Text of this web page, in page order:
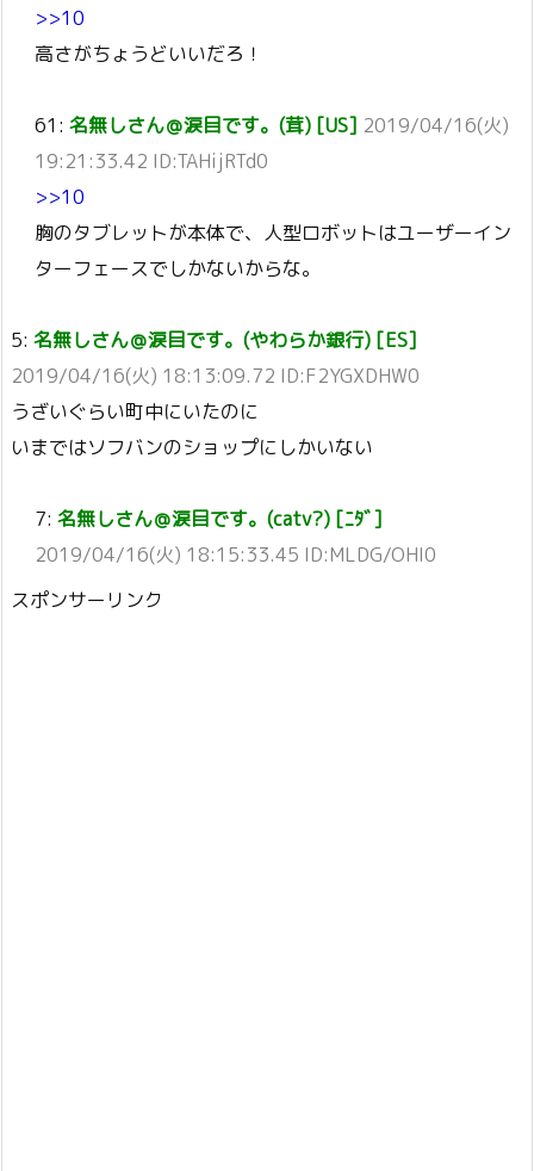
>>10
高さがちょうどいいだろ！
61: 名無しさん＠涙目です。(茸) [US] 2019/04/16(火)
19:21:33.42 ID:TAHijRTd0
>>10
胸のタブレットが本体で、人型ロボットはユーザーイン
ターフェースでしかないからな。
5: 名無しさん＠涙目です。(やわらか銀行) [ES]
2019/04/16(火) 18:13:09.72 ID:F2YGXDHW0
うざいぐらい町中にいたのに
いまではソフバンのショップにしかいない
7: 名無しさん＠涙目です。(catv?) [ﾆﾀﾞ]
2019/04/16(火) 18:15:33.45 ID:MLDG/OHI0
スポンサーリンク